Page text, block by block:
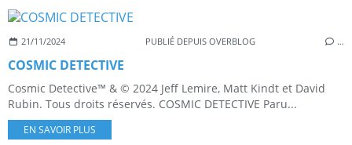
21/11/2024 PUBLIÉ DEPUIS OVERBLOG …
COSMIC DETECTIVE
Cosmic Detective™ & © 2024 Jeff Lemire, Matt Kindt et David
Rubin. Tous droits réservés. COSMIC DETECTIVE Paru...
EN SAVOIR PLUS